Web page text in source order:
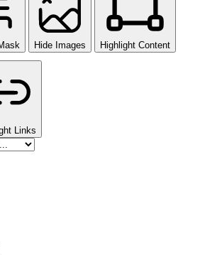
Hide Images Highlight Content
Links